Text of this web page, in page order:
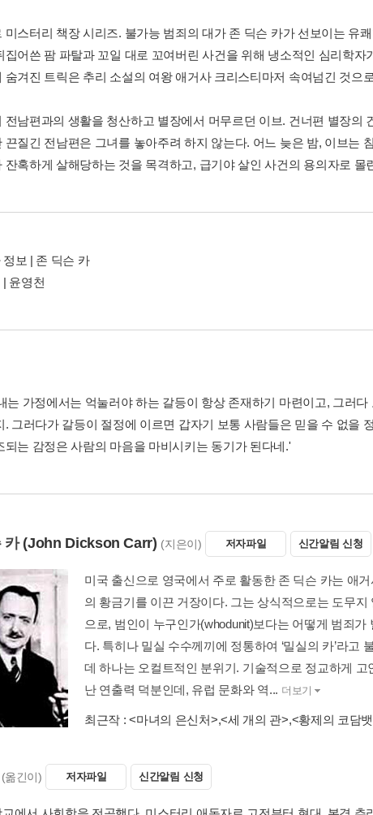
미스터리 책장 시리즈. 불가능 범죄의 대가 존 딕슨 카가 선보이는 유
집어쓴 팜 파탈과 꼬일 대로 꼬여버린 사건을 위해 냉소적인 심리학자
숨겨진 트릭은 추리 소설의 여왕 애거사 크리스티마저 속여넘긴 것으
전남편과의 생활을 청산하고 별장에서 머무르던 이브. 건너편 별장의
끈질긴 전남편은 그녀를 놓아주려 하지 않는다. 어느 늦은 밤, 이브는
잔혹하게 살해당하는 것을 목격하고, 급기야 살인 사건의 용의자로 몰
정보 | 존 딕슨 카
| 윤영천
는 가정에서는 억눌러야 하는 갈등이 항상 존재하기 마련이고, 그러
. 그러다가 갈등이 절정에 이르면 갑자기 보통 사람들은 믿을 수 없을
되는 감정은 사람의 마음을 마비시키는 동기가 된다네.'
카(John Dickson Carr) (지은이) 저자파일 신간알림 신청
미국 출신으로 영국에서 주로 활동한 존 딕슨 카는 애
의 황금기를 이끈 거장이다. 그는 상식적으로는 도무
으로, 범인이 누구인가(whodunit)보다는 어떻게 범죄
다. 특히나 밀실 수수께끼에 정통하여 ‘밀실의 카’라고
데 하나는 오컬트적인 분위기. 기술적으로 정교하게
난 연출력 덕분인데, 유럽 문화와 역... 더보기
최근작 :<마녀의 은신처>,<세 개의 관>,<황제의 코담
(옮긴이) 저자파일 신간알림 신청